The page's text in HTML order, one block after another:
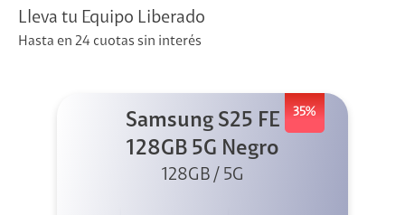
Lleva tu Equipo Liberado
Hasta en 24 cuotas sin interés
35%
Samsung S25 FE
128GB 5G Negro
128GB / 5G